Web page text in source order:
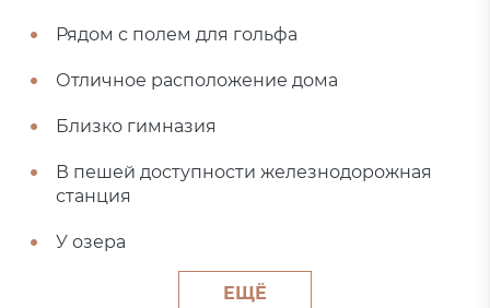
Рядом с полем для гольфа
Отличное расположение дома
Близко гимназия
В пешей доступности железнодорожная
станция
У озера
ЕЩЁ